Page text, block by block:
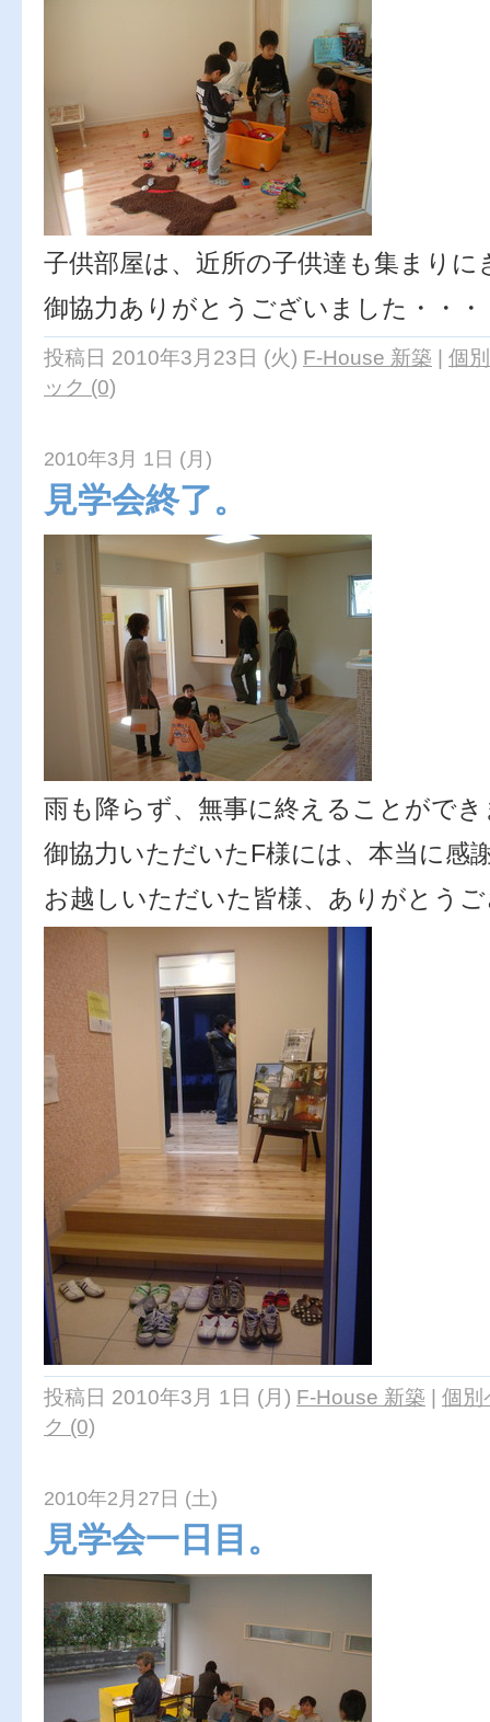
子供部屋は、近所の子供達も集まりに
御協力ありがとうございました・・・
投稿日 2010年3月23日 (火) F-House 新築 | 個
ック (0)
2010年3月 1日 (月)
見学会終了。
雨も降らず、無事に終えることがで
御協力いただいたF様には、本当に感
お越しいただいた皆様、ありがとう
投稿日 2010年3月 1日 (月) F-House 新築 | 個別
ク (0)
2010年2月27日 (土)
見学会一日目。